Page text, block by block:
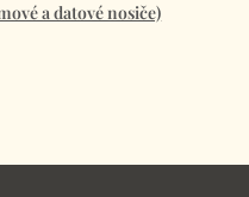
a datové nosiče)